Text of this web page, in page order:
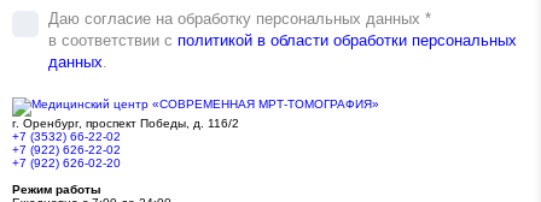
Даю согласие на обработку персональных данных *
в соответствии с политикой в области обработки персональных
данных.
г. Оренбург, проспект Победы, д. 116/2
+7 (3532) 66-22-02
+7 (922) 626-22-02
+7 (922) 626-02-20
Режим работы